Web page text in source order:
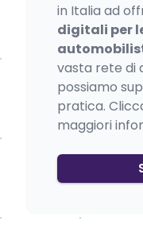
in Italia ad
digitali per
vasta rete di
possiamo
pratica.
maggiori